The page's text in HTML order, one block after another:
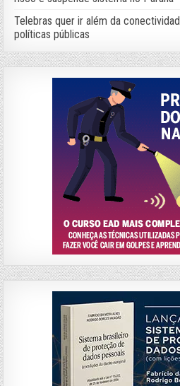
Telebras quer ir além da
políticas públicas